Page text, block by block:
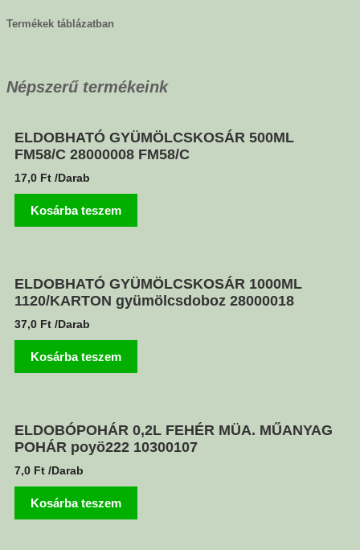
Termékek táblázatban
Népszerű termékeink
ELDOBHATÓ GYÜMÖLCSKOSÁR 500ML
FM58/C 28000008 FM58/C
17,0 Ft /Darab
Kosárba teszem
ELDOBHATÓ GYÜMÖLCSKOSÁR 1000ML
1120/KARTON gyümölcsdoboz 28000018
37,0 Ft /Darab
Kosárba teszem
ELDOBÓPOHÁR 0,2L FEHÉR MÜA. MŰANYAG
POHÁR poyö222 10300107
7,0 Ft /Darab
Kosárba teszem